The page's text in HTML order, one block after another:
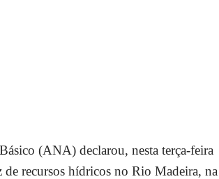
(ANA) declarou, nesta terça-feira
de recursos hídricos no Rio Madeira, na